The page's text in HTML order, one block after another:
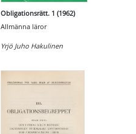
Obligationsrätt. 1 (1962)
Allmänna läror
Yrjö Juho Hakulinen